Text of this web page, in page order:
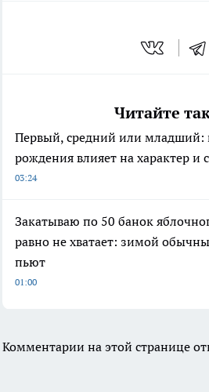
Читайте
Первый, средний или младший:
рождения влияет на характер и
03:24
Закатываю по 50 банок
равно не хватает: зимой
пьют
01:00
Комментарии на этой странице